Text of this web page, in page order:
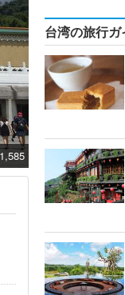
1,585
台湾の旅行